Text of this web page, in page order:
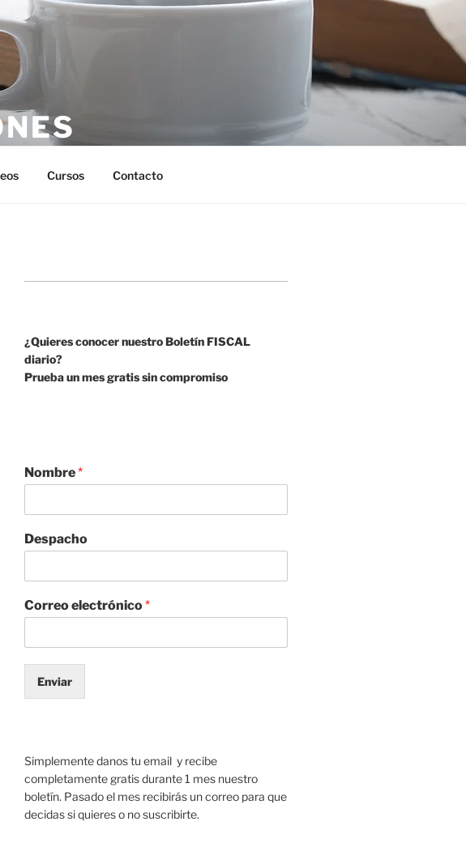
Cursos Contacto
¿Quieres conocer nuestro Boletín FISCAL
diario?
Prueba un mes gratis sin compromiso
Nombre*
Despacho
Correo electrónico*
Enviar
Simplemente danos tu email y recibe
completamente gratis durante 1 mes nuestro
boletín. Pasado el mes recibirás un correo para que
decidas si quieres o no suscribirte.